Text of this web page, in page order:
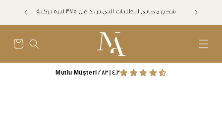
إلى
شحن مجاني للطلبات التي تزيد عن ٣٧٥ ليرة تركية
سلة
4.3 | 283 Mutlu Müşteri